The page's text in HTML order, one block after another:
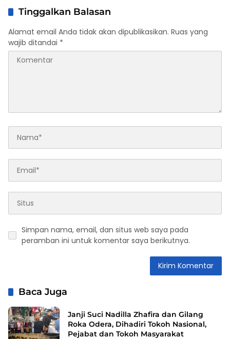
Tinggalkan Balasan
Alamat email Anda tidak akan dipublikasikan. Ruas yang
wajib ditandai *
Simpan nama, email, dan situs web saya pada
peramban ini untuk komentar saya berikutnya.
Baca Juga
Janji Suci Nadilla Zhafira dan Gilang
Roka Odera, Dihadiri Tokoh Nasional,
Pejabat dan Tokoh Masyarakat